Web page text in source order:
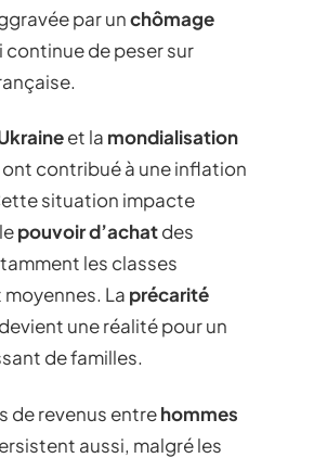
par unchômage
de peser sur
et la mondialisation
ont contribué à une inflation
situation impacte
pouvoir d’achatdes
les classes
La précarité
devient une réalité pour un
de familles.
de revenus entrehommes
aussi, malgré les